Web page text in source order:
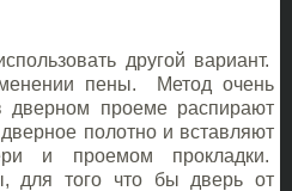
другой вариант.
пены. Метод очень
дверном проеме распирают
полотно и вставляют
и проемом прокладки.
для того что бы дверь от